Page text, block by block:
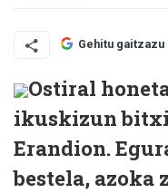
Gehitu gaitzazu
Ostiral
ikuskizun
Erandion.
bestela, azoka